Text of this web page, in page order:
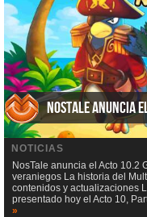
NosTale anuncia
NOTICIAS
NosTale anuncia el Acto 10.2
veraniegos La historia del
contenidos y actualizaciones
presentado hoy el Acto 10,
»